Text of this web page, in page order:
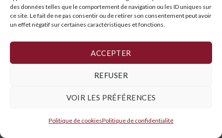
des données telles que le comportement de navigation ou les ID uniques sur
ce site. Le fait de ne pas consentir ou de retirer son consentement peut avoir
un effet négatif sur certaines caractéristiques et fonctions.
ACCEPTER
REFUSER
VOIR LES PRÉFÉRENCES
Politique de cookiesPolitique de confidentialité